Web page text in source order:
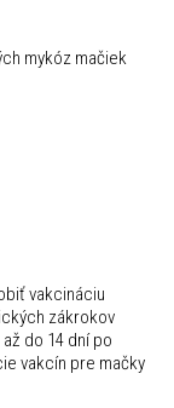
mykóz mačiek
vakcináciu
zákrokov
do 14 dní po
vakcín pre mačky